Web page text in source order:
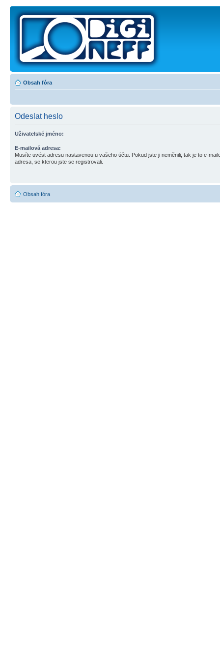
Obsah fóra
Odeslat heslo
Uživatelské jméno:
E-mailová adresa:
Musíte uvést adresu nastavenou u vašeho účtu. Pokud jste ji neměnili, tak je to e-
adresa, se kterou jste se registrovali.
Obsah fóra